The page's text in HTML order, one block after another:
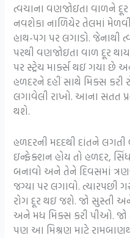
ત્વચાના વણજોઇતા વાળને
નવશેકા નાળિયેર તેલમાં
હાથ-પગ પર લગાડો. જેનાથી
પરથી વણજોઇતા વાળ દૂર
પર સ્ટ્રેચ માર્ક્સ થઇ ગયા છે
હળદરને દહીં સાથે મિક્સ કરી
લગાવેલી રાખો. આના સતત
થશે.
હળદરની મદદથી દાંતને
ઇન્ફેક્શન હોય તો હળદર,
બનાવો અને તેને દિવસમાં
જગ્યા પર લગાવો. ત્યારપછી
રોગ દૂર થઇ જશે. જો સુસ્તી
અને મધ મિક્સ કરી પીઓ. જો
પણ આ મિશ્રણ માટે